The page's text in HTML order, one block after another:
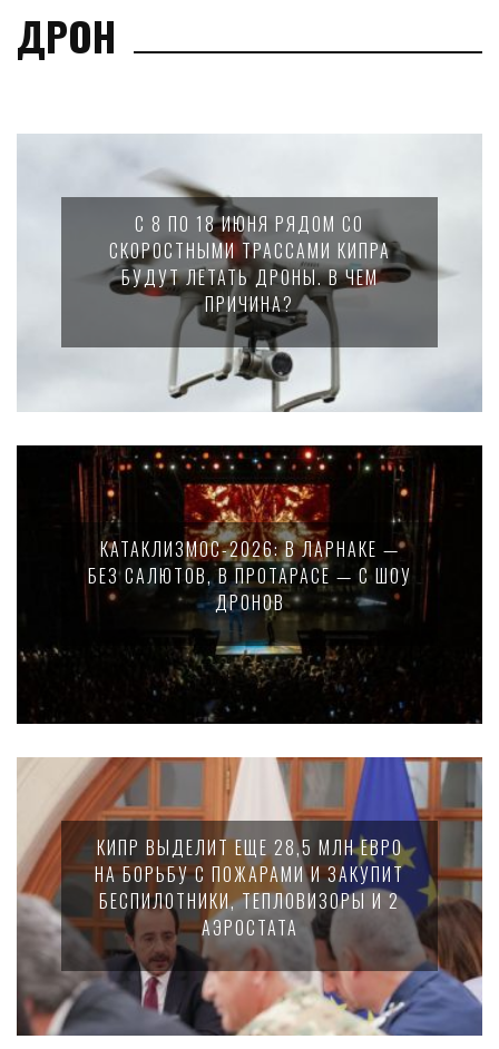
ДРОН
С 8 ПО 18 ИЮНЯ РЯДОМ СО
СКОРОСТНЫМИ ТРАССАМИ КИПРА
БУДУТ ЛЕТАТЬ ДРОНЫ. В ЧЕМ
ПРИЧИНА?
КАТАКЛИЗМОС-2026: В ЛАРНАКЕ —
БЕЗ САЛЮТОВ, В ПРОТАРАСЕ — С ШОУ
ДРОНОВ
КИПР ВЫДЕЛИТ ЕЩЕ 28,5 МЛН ЕВРО
НА БОРЬБУ С ПОЖАРАМИ И ЗАКУПИТ
БЕСПИЛОТНИКИ, ТЕПЛОВИЗОРЫ И 2
АЭРОСТАТА